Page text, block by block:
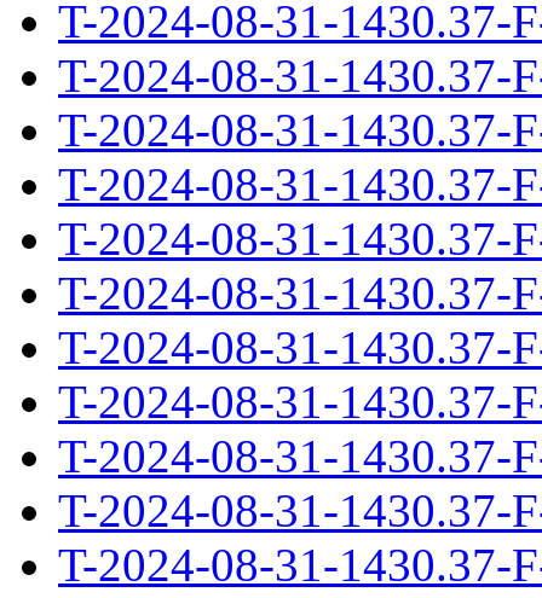
T-2024-08-31-1430.37-
T-2024-08-31-1430.37-
T-2024-08-31-1430.37-
T-2024-08-31-1430.37-
T-2024-08-31-1430.37-
T-2024-08-31-1430.37-
T-2024-08-31-1430.37-
T-2024-08-31-1430.37-
T-2024-08-31-1430.37-
T-2024-08-31-1430.37-
T-2024-08-31-1430.37-